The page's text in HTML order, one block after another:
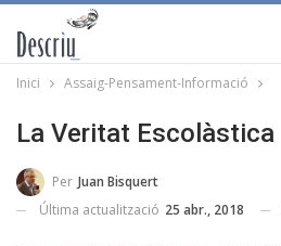
Inici Assaig-Pensament-Informació
La Veritat Escolàstica
Per Juan Bisquert
Última actualització 25 abr., 2018